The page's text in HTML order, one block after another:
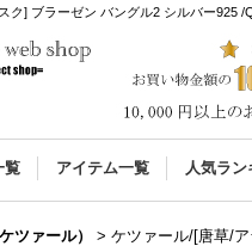
ク] ブラーゼン バングル2 シルバー925
覧 アイテム一覧 人気ラン
ツァール） > ケツァール/[唐草/